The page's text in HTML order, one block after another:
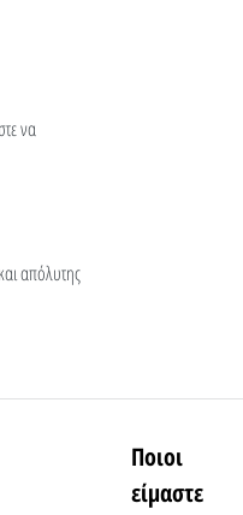
να
απόλυτης
Ποιοι
είμαστε